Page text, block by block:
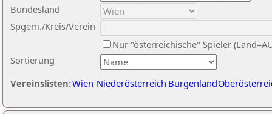
Sortierung
Bundesland
Spgem./Kreis/Verein
Nur "österreichische" Spieler
Vereinslisten:Wien Niederösterreich Burgenland